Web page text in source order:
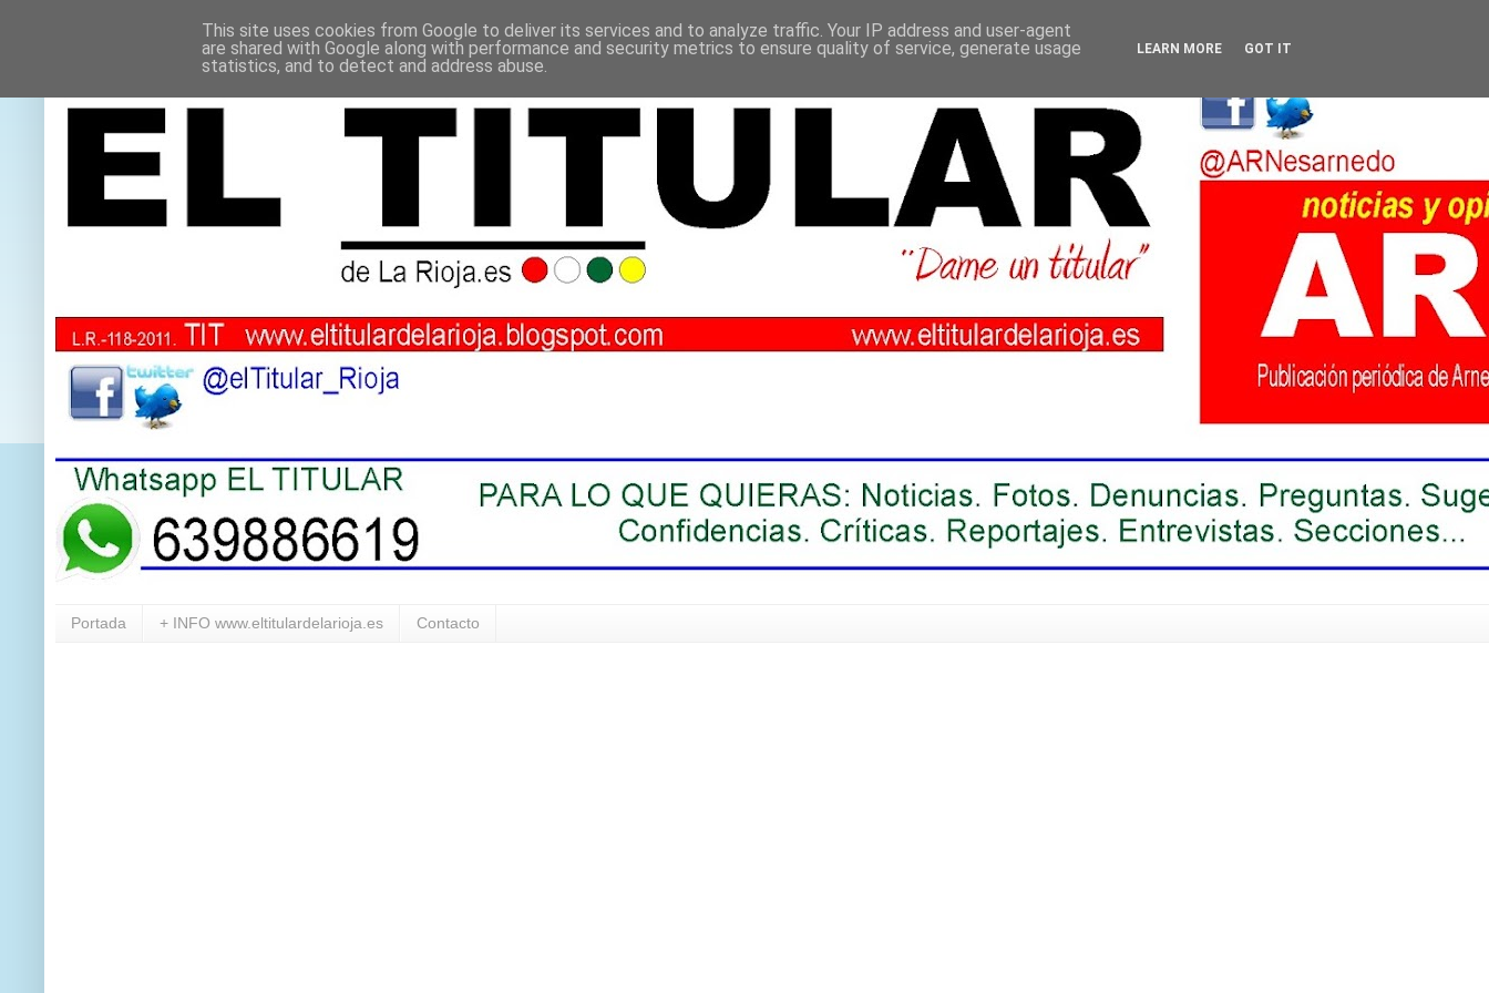
Portada + INFO www.eltitulardelarioja.es Contacto
This site uses cookies from Google to deliver its services and to analyze traffic. Your IP address and user-agent
are shared with Google along with performance and security metrics to ensure quality of service, generate usage
statistics, and to detect and address abuse.
LEARN MORE GOT IT